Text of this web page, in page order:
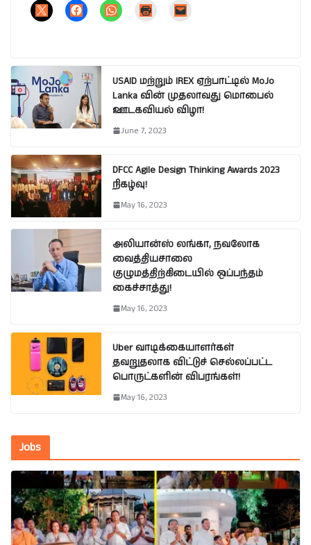
USAID மற்றும் IREX ஏற்பாட்டில் MoJo
Lanka வின் முதலாவது மொபைல்
ஊடகவியல் விழா!
June 7, 2023
DFCC Agile Design Thinking Awards 2023
நிகழ்வு!
May 16, 2023
அலியான்ஸ் லங்கா, நவலோக
வைத்தியசாலை
குழுமத்திற்கிடையில் ஒப்பந்தம்
கைச்சாத்து!
May 16, 2023
Uber வாடிக்கையாளர்கள்
தவறுதலாக விட்டுச் செல்லப்பட்ட
பொருட்களின் விபரங்கள்!
May 16, 2023
Jobs